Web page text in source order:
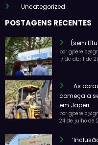
Uncategorized
POSTAGENS RECENTES
(sem
por
17 de abril de
As
começa a
em Japeri
por
24 de julho de